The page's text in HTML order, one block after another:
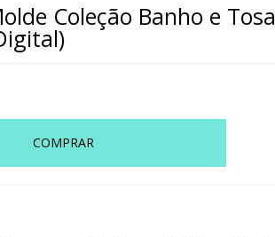
Coleção Banho e Tosa
COMPRAR